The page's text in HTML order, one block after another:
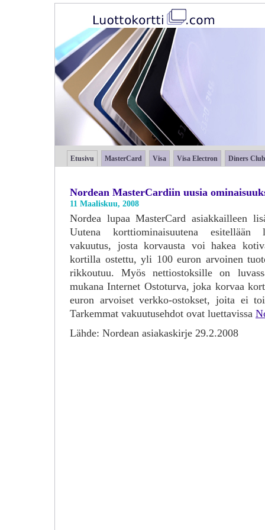
Etusivu MasterCard Visa Visa Electron Diners Club
Nordean MasterCardiin uusia
11 Maaliskuu, 2008
Nordea lupaa MasterCard asiakkailleen
Uutena korttiominaisuutena esitellään
vakuutus, josta korvausta voi hakea
kortilla ostettu, yli 100 euron arvoinen
rikkoutuu. Myös nettiostoksille on
mukana Internet Ostoturva, joka korvaa
euron arvoiset verkko-ostokset, joita ei
Tarkemmat vakuutusehdot ovat luettavissa
Lähde: Nordean asiakaskirje 29.2.2008